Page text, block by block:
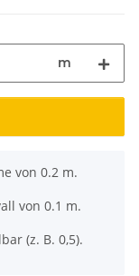
m
von 0.2 m.
von 0.1 m.
(z. B. 0,5).